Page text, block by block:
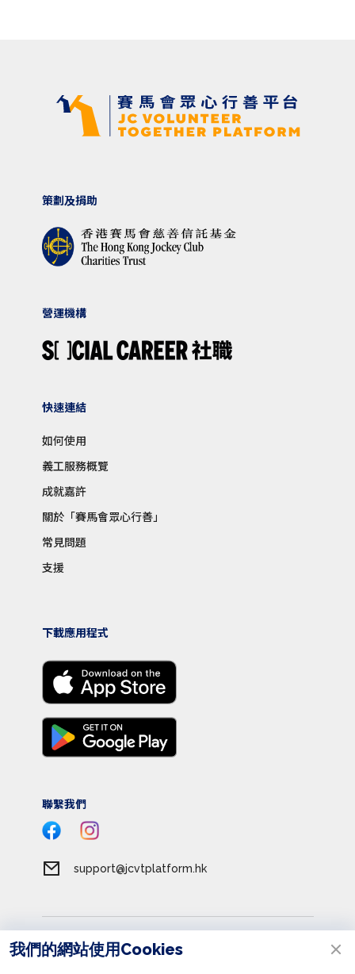
策劃及捐助
營運機構
快速連結
如何使用
義工服務概覽
成就嘉許
關於「賽馬會眾心行善」
常見問題
支援
下載應用程式
聯繫我們
support@jcvtplatform.hk
私隱政策
我們的網站使用Cookies